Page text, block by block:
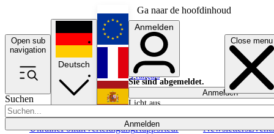
Ga naar de hoofdinhoud
Open sub
navigation
Close menu
Suchen
Anmelden
UkrainePolitikVerteidigungRapporteur NewslettersEvents
Deutsch
English
Français
Anmelden
Sie sind abgemeldet.
Anmelden
Licht aus